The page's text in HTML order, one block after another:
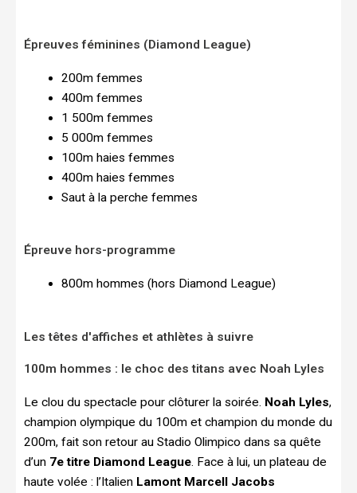
Épreuves féminines (Diamond League)
200m femmes
400m femmes
1 500m femmes
5 000m femmes
100m haies femmes
400m haies femmes
Saut à la perche femmes
Épreuve hors-programme
800m hommes (hors Diamond League)
Les têtes d'affiches et athlètes à suivre
100m hommes : le choc des titans avec Noah Lyles
Le clou du spectacle pour clôturer la soirée. Noah Lyles,
champion olympique du 100m et champion du monde du
200m, fait son retour au Stadio Olimpico dans sa quête
d’un 7e titre Diamond League. Face à lui, un plateau de
haute volée : l’Italien Lamont Marcell Jacobs